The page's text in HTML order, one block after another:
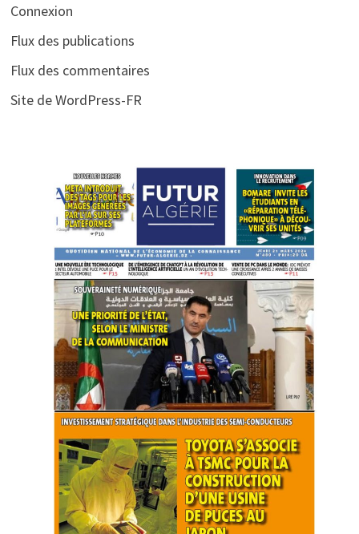
Connexion
Flux des publications
Flux des commentaires
Site de WordPress-FR